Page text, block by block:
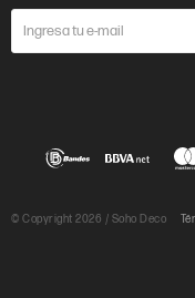
© Copyright 2026 / Soho Deco